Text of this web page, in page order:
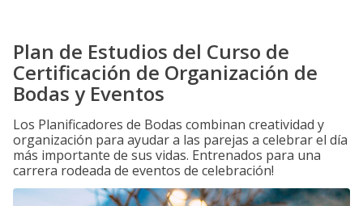
Plan de Estudios del Curso de
Certificación de Organización de
Bodas y Eventos
Los Planificadores de Bodas combinan creatividad y
organización para ayudar a las parejas a celebrar el día
más importante de sus vidas. Entrenados para una
carrera rodeada de eventos de celebración!